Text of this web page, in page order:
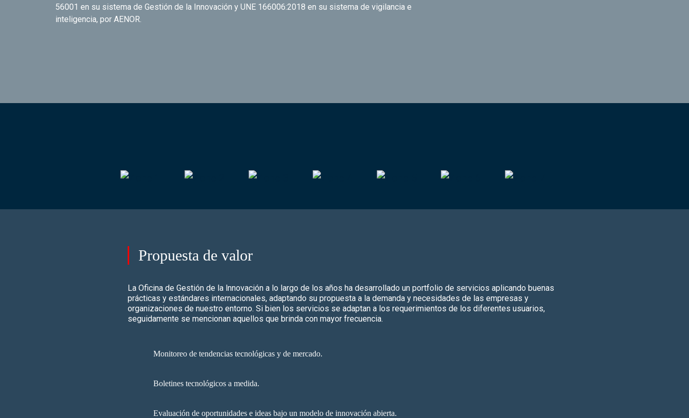
56001 en su sistema de Gestión de la Innovación y UNE 166006:2018 en su sistema de vigilancia e
inteligencia, por AENOR.
Propuesta de valor
La Oficina de Gestión de la lnnovación a lo largo de los años ha desarrollado un portfolio de servicios aplicando buenas
prácticas y estándares internacionales, adaptando su propuesta a la demanda y necesidades de las empresas y
organizaciones de nuestro entorno. Si bien los servicios se adaptan a los requerimientos de los diferentes usuarios,
seguidamente se mencionan aquellos que brinda con mayor frecuencia.
Monitoreo de tendencias tecnológicas y de mercado.
Boletines tecnológicos a medida.
Evaluación de oportunidades e ideas bajo un modelo de innovación abierta.